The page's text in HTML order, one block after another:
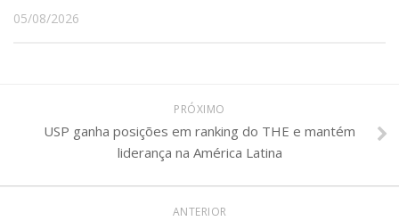
05/08/2026
PRÓXIMO
USP ganha posições em ranking do THE e mantém
liderança na América Latina
ANTERIOR